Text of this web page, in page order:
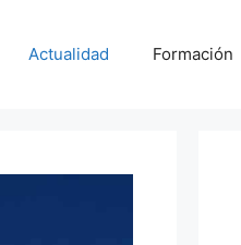
Actualidad Formación